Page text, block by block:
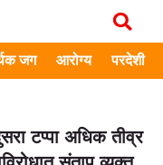
जग आरोग्य परदेशी
टप्पा अधिक तीव्र